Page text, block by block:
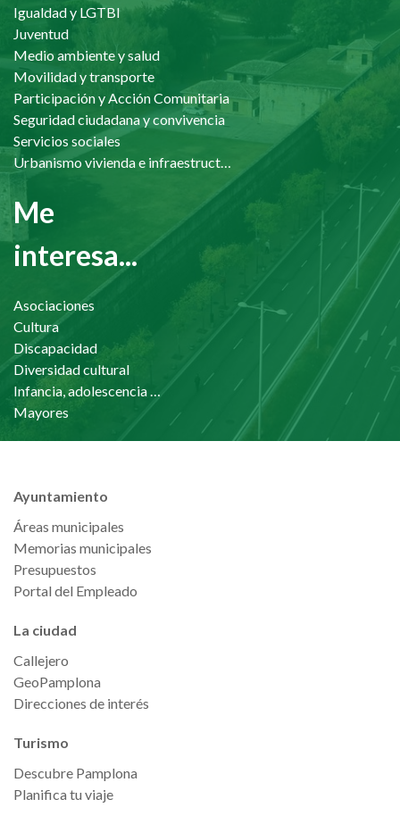
Igualdad y LGTBI
Juventud
Medio ambiente y salud
Movilidad y transporte
Participación y Acción Comunitaria
Seguridad ciudadana y convivencia
Servicios sociales
Urbanismo vivienda e infraestructuras
Me
interesa...
Asociaciones
Cultura
Discapacidad
Diversidad cultural
Infancia, adolescencia y familia
Mayores
Ayuntamiento
Áreas municipales
Memorias municipales
Presupuestos
Portal del Empleado
La ciudad
Callejero
GeoPamplona
Direcciones de interés
Turismo
Descubre Pamplona
Planifica tu viaje